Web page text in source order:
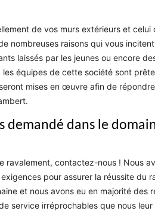
de vos murs extérieurs et
nombreuses raisons qui vous
laissés par les jeunes ou encore
équipes de cette société sont
mises en œuvre afin de
demandé dans le
ravalement, contactez-nous ! Nous
pour assurer la réussite du
et nous avons eu en majorité des
service irréprochables que nous leur